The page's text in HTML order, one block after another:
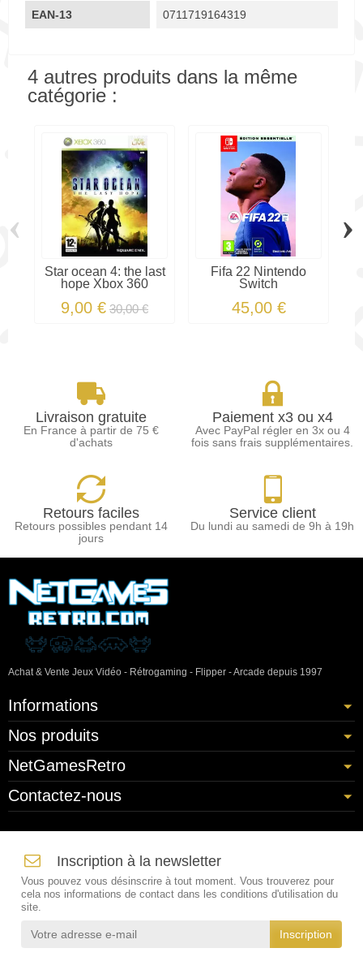
EAN-13 0711719164319
4 autres produits dans la même
catégorie :
Star ocean 4: the last
hope Xbox 360
9,00 € 30,00 €
Fifa 22 Nintendo
Switch
45,00 €
‹ ›
Livraison gratuite
En France à partir de 75 €
d'achats
Paiement x3 ou x4
Avec PayPal régler en 3x ou 4
fois sans frais supplémentaires.
Retours faciles
Retours possibles pendant 14
jours
Service client
Du lundi au samedi de 9h à 19h
Achat & Vente Jeux Vidéo - Rétrogaming - Flipper - Arcade depuis 1997
Informations
Nos produits
NetGamesRetro
Contactez-nous
Inscription à la newsletter
Vous pouvez vous désinscrire à tout moment. Vous trouverez pour
cela nos informations de contact dans les conditions d'utilisation du
site.